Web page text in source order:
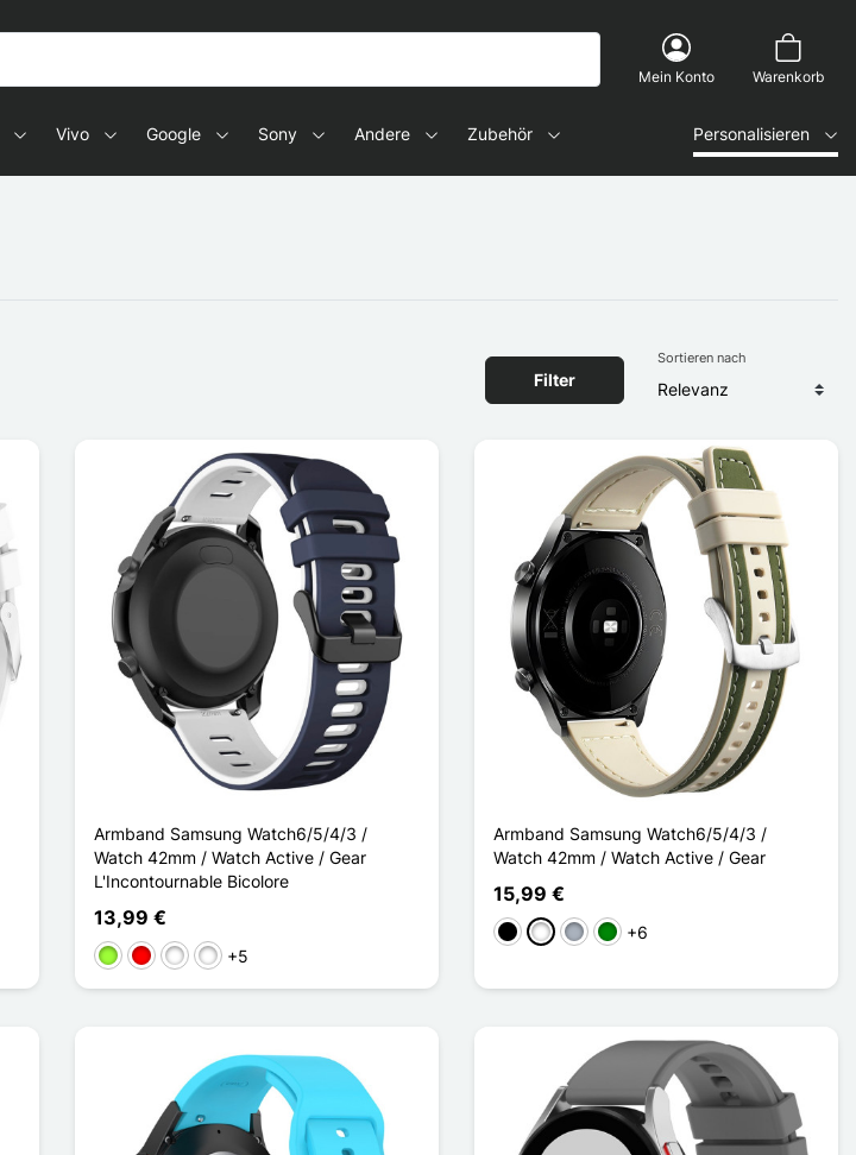
Mein Konto Warenkorb
Vivo Google Sony Andere Zubehör Personalisieren
Filter
Sortieren nach
Armband Samsung Watch6/5/4/3 /
Watch 42mm / Watch Active / Gear
L'Incontournable Bicolore
13,99 €
Apfelgrün
Rouge / Noir
Noir / Bleu
Noir / Rouge
+5
Armband Samsung Watch6/5/4/3 /
Watch 42mm / Watch Active / Gear
15,99 €
Schwarz
WeißGrauGrün+6